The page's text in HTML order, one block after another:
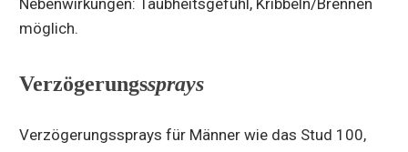
Nebenwirkungen: Taubheitsgefühl, Kribbeln/Brennen
möglich.
Verzögerungssprays
Verzögerungssprays für Männer wie das Stud 100,